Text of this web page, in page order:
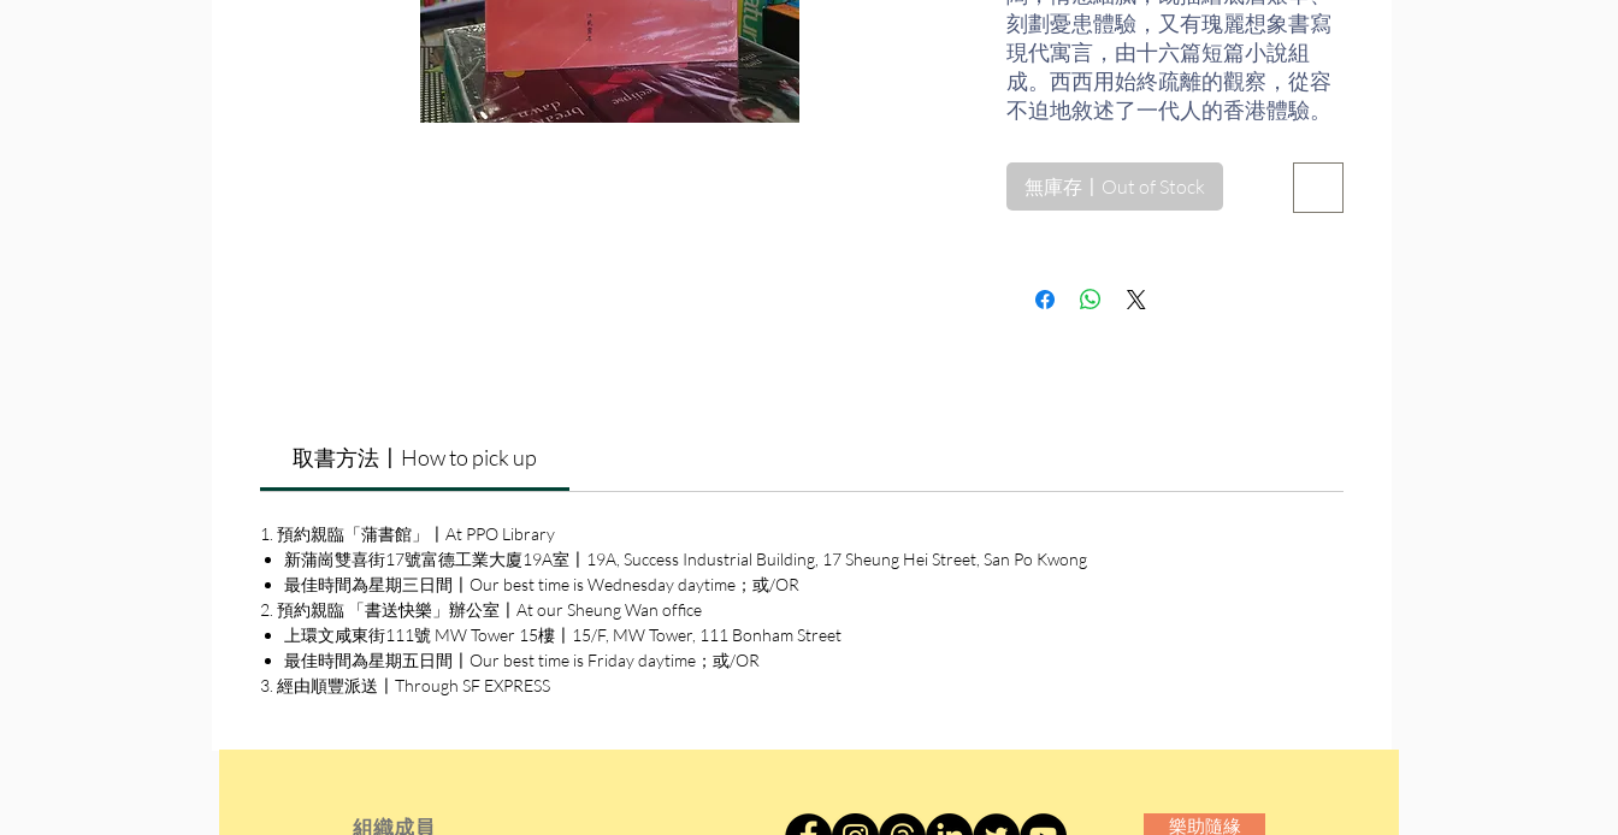
刻劃憂患體驗，又有瑰麗想象書寫
現代寓言，由十六篇短篇小說組
成。西西用始終疏離的觀察，從容
不迫地敘述了一代人的香港體驗。
回歸；有探究人的身份，生存空間
的問題，如「抽屜」一文即是其代
弱、陰暗面的「像我這樣的一個女
子」等等。
香港《素葉文學》同人。著作極
《像我這樣的一個女子》獲聯合報
文小說100強。2005年，繼王安
無庫存〡Out of Stock
取書方法〡How to pick up
1. 預約親臨「蒲書館」〡At PPO Library
新蒲崗雙喜街17號富德工業大廈19A室〡19A, Success Industrial Building, 17 Sheung Hei Street, San Po Kwong
最佳時間為星期三日間〡Our best time is Wednesday daytime；或/OR
2. 預約親臨 「書送快樂」辦公室〡At our Sheung Wan office
上環文咸東街111號 MW Tower 15樓〡15/F, MW Tower, 111 Bonham Street
最佳時間為星期五日間〡Our best time is Friday daytime；或/OR
3. 經由順豐派送〡Through SF EXPRESS
組織成員 樂助隨緣